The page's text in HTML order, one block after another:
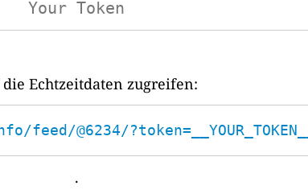
Echtzeitdaten zugreifen:
@6234/?token=__YOUR_TOKEN__
.